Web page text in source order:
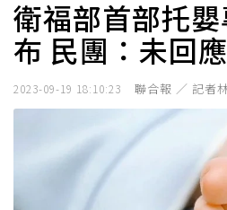
衛福部首部托
布 民團：未回
2023-09-19 18:10:23 聯合報 ／ 記者